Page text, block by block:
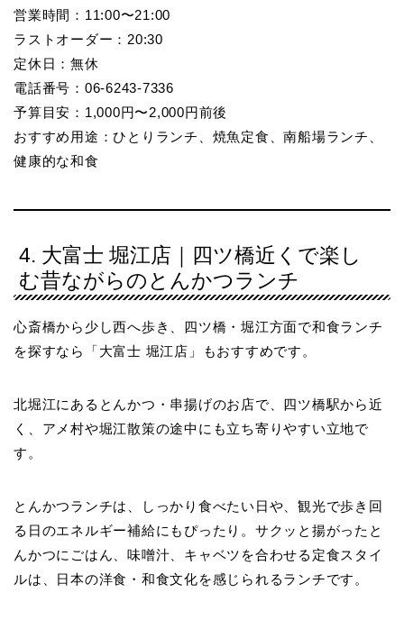
営業時間：11:00〜21:00
ラストオーダー：20:30
定休日：無休
電話番号：06-6243-7336
予算目安：1,000円〜2,000円前後
おすすめ用途：ひとりランチ、焼魚定食、南船場ランチ、
健康的な和食
4. 大富士 堀江店｜四ツ橋近くで楽し
む昔ながらのとんかつランチ
心斎橋から少し西へ歩き、四ツ橋・堀江方面で和食ランチ
を探すなら「大富士 堀江店」もおすすめです。
北堀江にあるとんかつ・串揚げのお店で、四ツ橋駅から近
く、アメ村や堀江散策の途中にも立ち寄りやすい立地で
す。
とんかつランチは、しっかり食べたい日や、観光で歩き回
る日のエネルギー補給にもぴったり。サクッと揚がったと
んかつにごはん、味噌汁、キャベツを合わせる定食スタイ
ルは、日本の洋食・和食文化を感じられるランチです。